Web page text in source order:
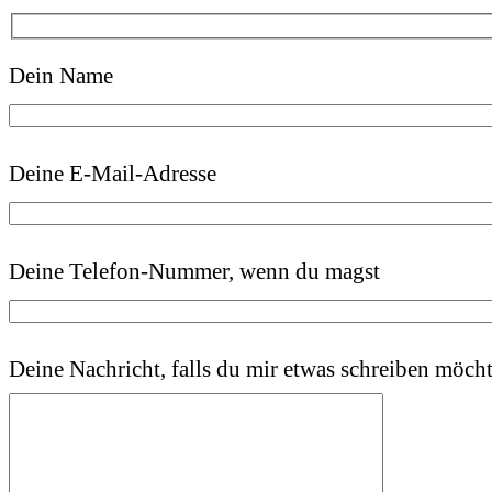
Dein Name
Deine E-Mail-Adresse
Deine Telefon-Nummer, wenn du magst
Deine Nachricht, falls du mir etwas schreiben